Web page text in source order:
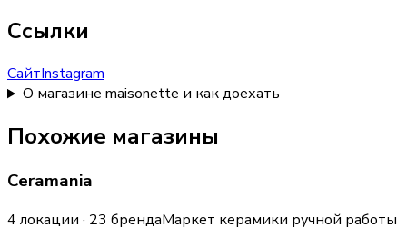
Ссылки
СайтInstagram
О магазине maisonette и как доехать
Похожие магазины
Ceramania
4 локации · 23 брендаМаркет керамики ручной работы